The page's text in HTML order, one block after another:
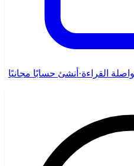
القراءة· أنشئ حسابًا مجانيًا